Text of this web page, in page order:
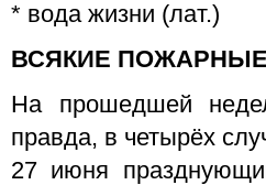
* вода жизни (лат.)
ВСЯКИЕ
На прошедшей
правда, в четырёх
27 июня